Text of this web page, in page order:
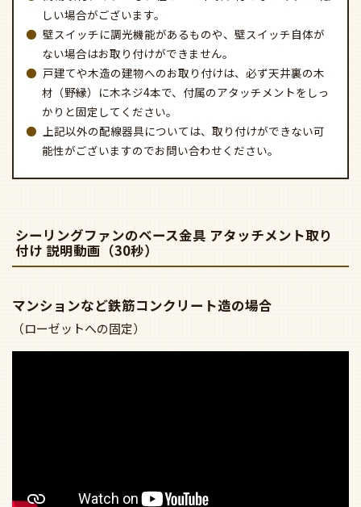
しい場合がございます。
壁スイッチに調光機能があるものや、壁スイッチ自体が
ない場合はお取り付けができません。
戸建てや木造の建物へのお取り付けは、必ず天井裏の木
材（野縁）に木ネジ4本で、付属のアタッチメントをしっ
かりと固定してください。
上記以外の配線器具については、取り付けができない可
能性がございますのでお問い合わせください。
シーリングファンのベース金具 アタッチメント取り
付け 説明動画（30秒）
マンションなど鉄筋コンクリート造の場合
（ローゼットへの固定）